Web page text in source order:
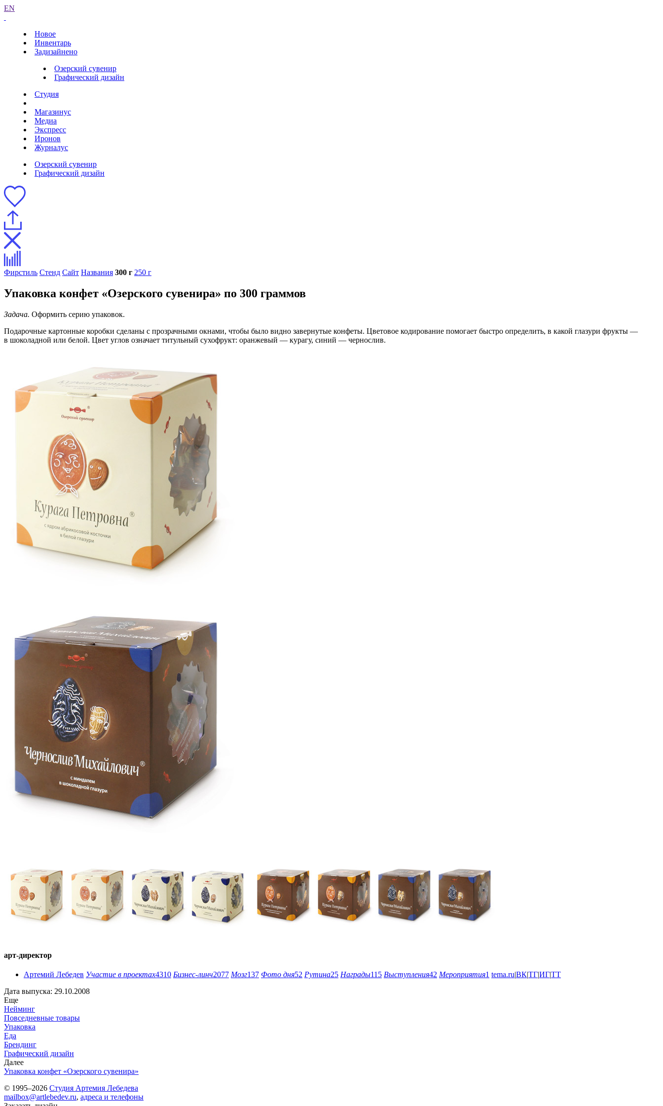
EN
Новое
Инвентарь
Задизайнено
Озерский сувенир
Графический дизайн
Студия
Магазинус
Медиа
Экспресс
Иронов
Журналус
Озерский сувенир
Графический дизайн
Фирстиль Стенд Сайт Названия 300 г 250 г
Упаковка конфет «Озерского сувенира» по 300 граммов
Задача. Оформить серию упаковок.
Подарочные картонные коробки сделаны с прозрачными окнами, чтобы было видно завернутые конфеты. Цветовое кодирование помогает быстро определить, в какой глазури фрукты —
в шоколадной или белой. Цвет углов означает титульный сухофрукт: оранжевый — курагу, синий — чернослив.
арт-директор
Артемий Лебедев Участие в проектах4310 Бизнес-линч2077 Мозг137 Фото дня52 Рутина25 Награды115 Выступления42 Мероприятия1 tema.ru|ВК|ТГ|ИГ|ТТ
Дата выпуска: 29.10.2008
Еще
Нейминг
Повседневные товары
Упаковка
Еда
Брендинг
Графический дизайн
Далее
Упаковка конфет «Озерского сувенира»
© 1995–2026 Студия Артемия Лебедева
mailbox@artlebedev.ru, адреса и телефоны